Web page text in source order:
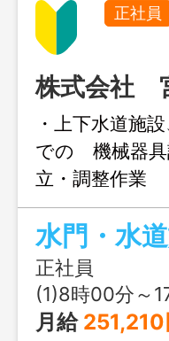
正社員
株式会社
・上下水道施
での 機械器具
立・調整作業
および整備 ・
業 ・その他
道施設や水処
す。 変更範
正社員
(1)8時00分～
月給